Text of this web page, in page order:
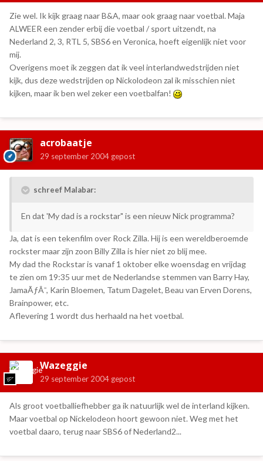
Zie wel. Ik kijk graag naar B&A, maar ook graag naar voetbal. Maja
ALWEER een zender erbij die voetbal / sport uitzendt, na
Nederland 2, 3, RTL 5, SBS6 en Veronica, hoeft eigenlijk niet voor
mij.
Overigens moet ik zeggen dat ik veel interlandwedstrijden niet
kijk, dus deze wedstrijden op Nickolodeon zal ik misschien niet
kijken, maar ik ben wel zeker een voetbalfan!
acrobaatje
29 september 2004 gepost
schreef Malabar:
En dat 'My dad is a rockstar" is een nieuw Nick programma?
Ja, dat is een tekenfilm over Rock Zilla. Hij is een wereldberoemde
rockster maar zijn zoon Billy Zilla is hier niet zo blij mee.
My dad the Rockstar is vanaf 1 oktober elke woensdag en vrijdag
te zien om 19:35 uur met de Nederlandse stemmen van Barry Hay,
JamaÃƒÂ¯, Karin Bloemen, Tatum Dagelet, Beau van Erven Dorens,
Brainpower, etc.
Aflevering 1 wordt dus herhaald na het voetbal.
Wazeggie
29 september 2004 gepost
Als groot voetballiefhebber ga ik natuurlijk wel de interland kijken.
Maar voetbal op Nickelodeon hoort gewoon niet. Weg met het
voetbal daaro, terug naar SBS6 of Nederland2...